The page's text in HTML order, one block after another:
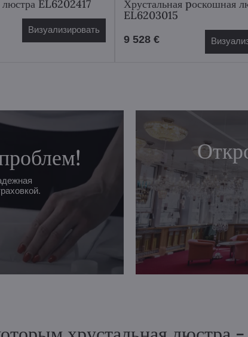
люстра EL6202417
Визуализировать
Хрустальная pоскошная
EL6203015
9 528 €